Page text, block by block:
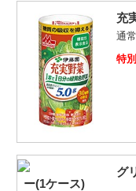
充
通
特
グ
ー(1ケース)